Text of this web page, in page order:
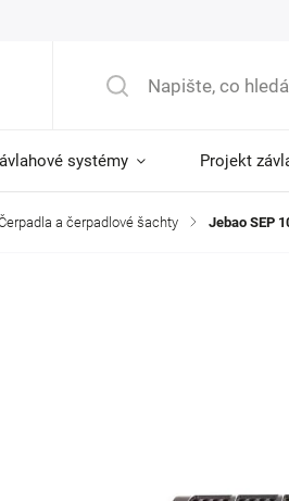
systémy Projekt
a čerpadlové šachty / Jebao SEP